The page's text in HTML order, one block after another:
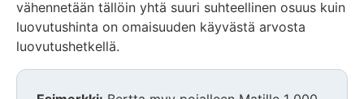
vähennetään tällöin yhtä suuri suhteellinen osuus kuin
luovutushinta on omaisuuden käyvästä arvosta
luovutushetkellä.